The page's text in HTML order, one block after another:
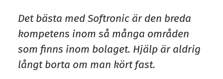
Det bästa med Softronic är den breda
kompetens inom så många områden
som finns inom bolaget. Hjälp är aldrig
långt borta om man kört fast.